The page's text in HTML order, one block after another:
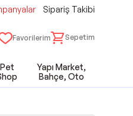
Sipariş Takibi
Favorilerim Sepetim
Pet
Yapı Market,
Bahçe, Oto